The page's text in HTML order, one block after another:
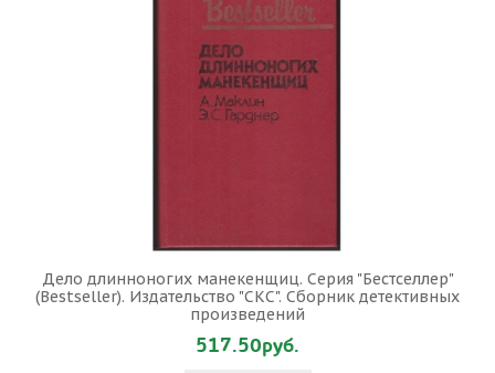
Дело длинноногих манекенщиц. Серия "Бестселлер"
(Bestseller). Издательство "СКС". Сборник детективных
произведений
517.50руб.